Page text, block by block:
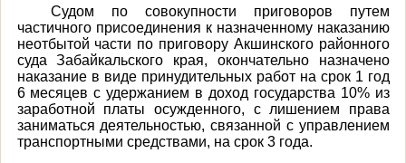
Судом по совокупности приговоров путем
частичного присоединения к назначенному наказанию
неотбытой части по приговору Акшинского районного
суда Забайкальского края, окончательно назначено
наказание в виде принудительных работ на срок 1 год
6 месяцев с удержанием в доход государства 10% из
заработной платы осужденного, с лишением права
заниматься деятельностью, связанной с управлением
транспортными средствами, на срок 3 года.